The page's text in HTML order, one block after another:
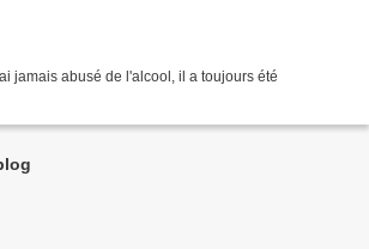
jamais abusé de l'alcool, il a toujours été